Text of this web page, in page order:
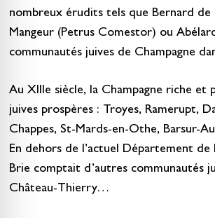
nombreux érudits tels que Bernard
Mangeur (Petrus Comestor) ou
communautés juives de Champagne
Au XIIIe siècle, la Champagne riche et
juives prospères : Troyes, Ramerupt,
Chappes, St-Mards-en-Othe, Barsur-
En dehors de l’actuel Département de
Brie comptait d’autres communautés
Château-Thierry…